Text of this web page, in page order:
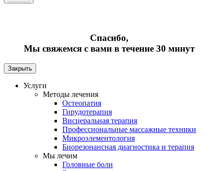
Спасибо,
Мы свяжемся с вами в течение 30 минут
Закрыть
Услуги
Методы лечения
Остеопатия
Гирудотерапия
Висцеральная терапия
Профессиональные массажные техники
Микроэлементология
Биорезонансная диагностика и терапия
Мы лечим
Головные боли